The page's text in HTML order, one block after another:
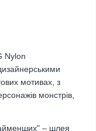
Nylon
мотивах, з
монстрів,
– шлея